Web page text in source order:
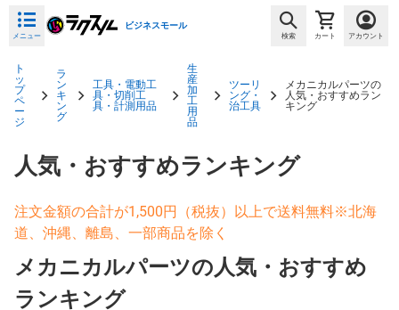
メニュー
ビジネスモール
検索 カート アカウント
ト
ッ
プ
ペ
ー
ジ
ラ
ン
キ
ン
グ
工具・電動工
具・切削工
具・計測用品
生
産
加
工
用
品
ツーリ
ング・
治工具
メカニカルパーツの
人気・おすすめラン
キング
人気・おすすめランキング
注文金額の合計が1,500円（税抜）以上で送料無料※北海
道、沖縄、離島、一部商品を除く
メカニカルパーツの人気・おすすめ
ランキング